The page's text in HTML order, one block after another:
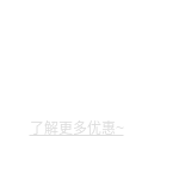
了解更多优惠~